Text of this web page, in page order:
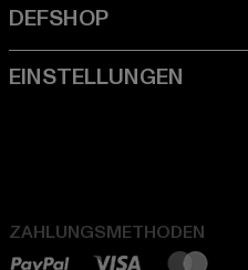
ZAHLUNGSMETHODEN